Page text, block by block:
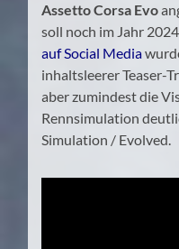
Assetto Corsa Evo
soll noch im Jahr
auf Social Media
inhaltsleerer Teaser-
aber zumindest die
Rennsimulation
Simulation / Evolved.